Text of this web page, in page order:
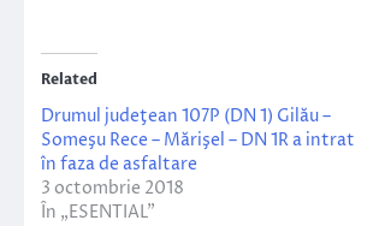
Related
Drumul judeţean 107P (DN 1) Gilău –
Someşu Rece – Mărişel – DN 1R a intrat
în faza de asfaltare
3 octombrie 2018
În „ESENTIAL”